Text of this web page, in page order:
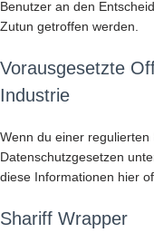
Benutzer an den
Zutun getroffen werden.
Vorausgesetzte
Industrie
Wenn du einer
Datenschutzgesetzen
diese Informationen hier
Shariff Wrapper